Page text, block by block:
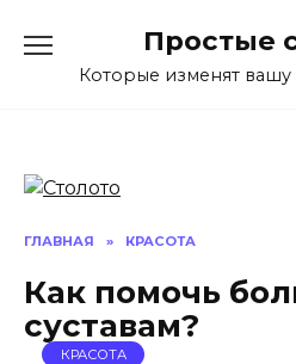
содержанию
Простые
Которые изменят
ГЛАВНАЯ » КРАСОТА
Как помочь
суставам?
КРАСОТА